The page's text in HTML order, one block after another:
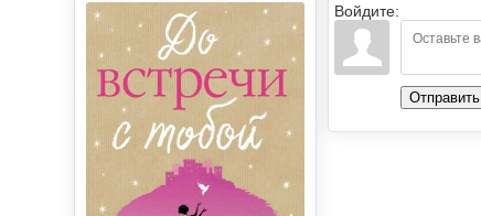
Войдите:
Отправить